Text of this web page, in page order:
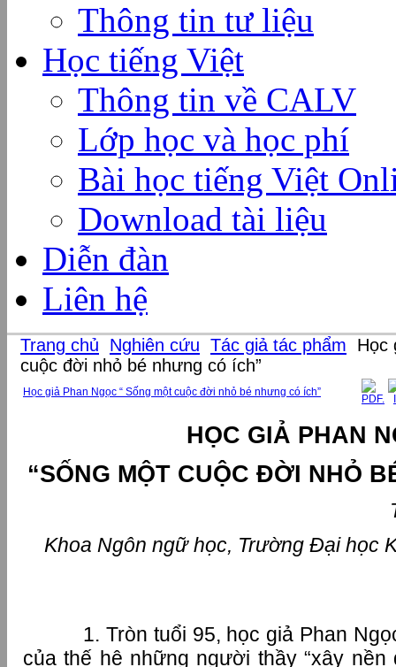
Thông tin tư liệu
Học tiếng Việt
Thông tin về CALV
Lớp học và học phí
Bài học tiếng Việt
Download tài liệu
Diễn đàn
Liên hệ
Trang chủ Nghiên cứu Tác giả tác phẩm
Học
cuộc đời nhỏ bé nhưng có ích”
Học giả Phan Ngọc “ Sống một cuộc đời nhỏ bé nhưng có ích”
HỌC GIẢ PHAN
“SỐNG MỘT CUỘC ĐỜI NHỎ
Khoa Ngôn ngữ học, Trường Đại học
1. Tròn tuổi 95, học giả Phan
của thế hệ những người thầy “xây nền